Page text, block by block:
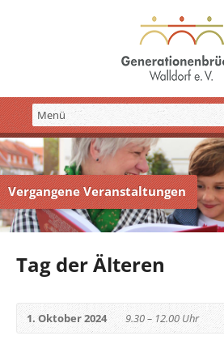
Vergangene Veranstaltungen
Tag der Älteren
1. Oktober 2024 9.30 – 12.00 Uhr